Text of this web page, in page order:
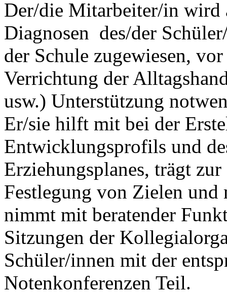
Der/die Mitarbeiter/in wird
Diagnosen des/der
der Schule zugewiesen,
Verrichtung der
usw.) Unterstützung
Er/sie hilft mit bei der
Entwicklungsprofils und
Erziehungsplanes, trägt
Festlegung von Zielen und
nimmt mit beratender
Sitzungen der
Schüler/innen mit der
Notenkonferenzen Teil.